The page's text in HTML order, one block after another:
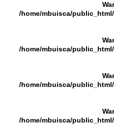
/home/mbuisca/
/home/mbuisca/
/home/mbuisca/
/home/mbuisca/